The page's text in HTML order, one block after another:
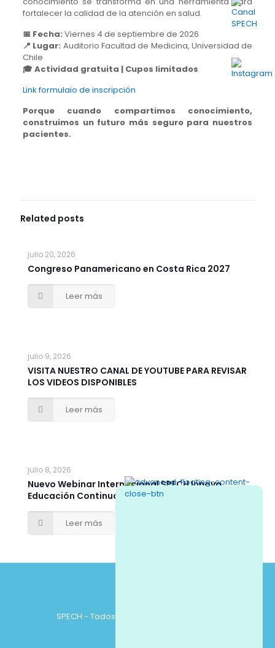
fortalecer la calidad de la atención en salud.
📅 Fecha: Viernes 4 de septiembre de 2026
📍 Lugar: Auditorio Facultad de Medicina, Universidad de
Chile
🎓 Actividad gratuita | Cupos limitados
Link formulaio de inscripción
Porque cuando compartimos conocimiento,
construimos un futuro más seguro para nuestros
pacientes.
Related posts
julio 20, 2026
Congreso Panamericano en Costa Rica 2027
Leer más
julio 9, 2026
VISITA NUESTRO CANAL DE YOUTUBE PARA REVISAR
LOS VIDEOS DISPONIBLES
Leer más
julio 8, 2026
Nuevo Webinar Internacional SPECH Innova
Educación Continua
Leer más
SPECH - Todos los derechos reservados